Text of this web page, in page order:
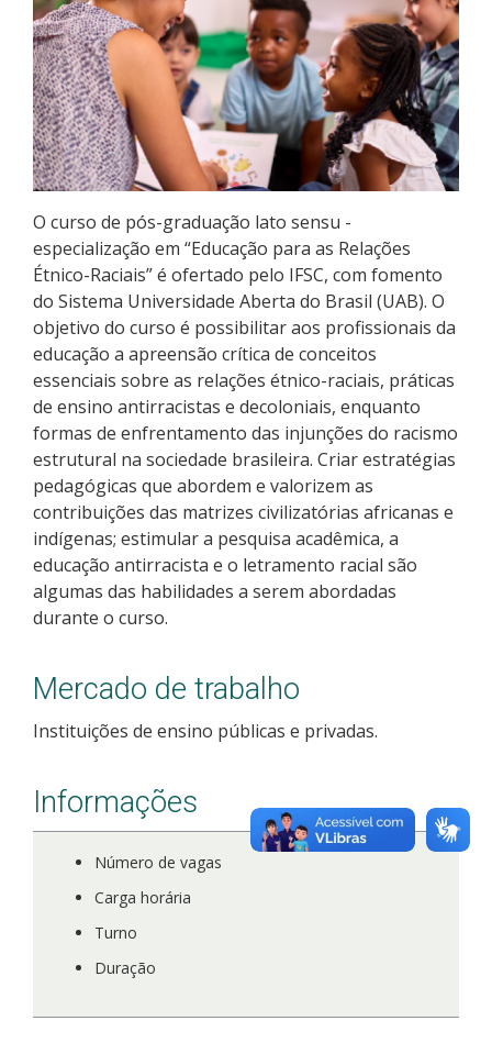
Educação a Distância
Educação de Jovens e Adultos
Transferências e retornos
PartiuIF
Parcerias
Processo de Inscrição
Resultados
Como posso estudar no IFSC?
Calendário de inscrições
Cotas
Orientações para comprovação de cotas
Inscrições e acompanhamento
Orientações para Matrícula
Estatísticas dos Processos Seletivos
Cadastro de interesse
O curso de pós-graduação lato sensu -
especialização em “Educação para as Relações
Étnico-Raciais” é ofertado pelo IFSC, com fomento
do Sistema Universidade Aberta do Brasil (UAB). O
objetivo do curso é possibilitar aos profissionais da
educação a apreensão crítica de conceitos
essenciais sobre as relações étnico-raciais, práticas
de ensino antirracistas e decoloniais, enquanto
formas de enfrentamento das injunções do racismo
estrutural na sociedade brasileira. Criar estratégias
pedagógicas que abordem e valorizem as
contribuições das matrizes civilizatórias africanas e
indígenas; estimular a pesquisa acadêmica, a
educação antirracista e o letramento racial são
algumas das habilidades a serem abordadas
durante o curso.
Mercado de trabalho
Instituições de ensino públicas e privadas.
Informações
Número de vagas
Carga horária
Turno
Duração